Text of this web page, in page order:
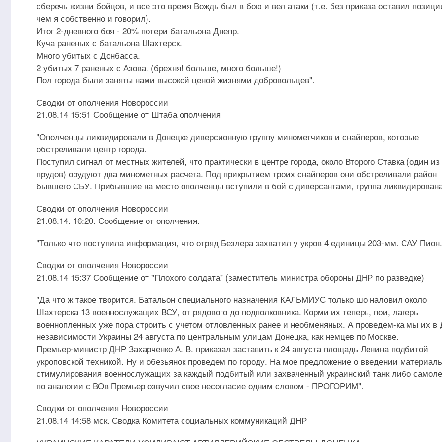
сберечь жизни бойцов, и все это время Вождь был в бою и вел атаки (т.е. без приказа оставил
чем я собственно и говорил).
Итог 2-дневного боя - 20% потери батальона Днепр.
Куча раненых с батальона Шахтерск.
Много убитых с Донбасса.
2 убитых 7 раненых с Азова. (брехня! больше, много больше!)
Пол города были заняты нами высокой ценой жизнями добровольцев".
Сводки от ополчения Новороссии
21.08.14 15:51 Сообщение от Штаба ополчения
"Ополченцы ликвидировали в Донецке диверсионную группу минометчиков и снайперов, которые
обстреливали центр города.
Поступил сигнал от местных жителей, что практически в центре города, около Второго Ставка (один из
прудов) орудуют два минометных расчета. Под прикрытием троих снайперов они обстреливали район
бывшего СБУ. Прибывшие на место ополченцы вступили в бой с диверсантами, группа
Сводки от ополчения Новороссии
21.08.14. 16:20. Сообщение от ополчения.
"Только что поступила информация, что отряд Безлера захватил у укров 4 единицы 203-мм. САУ
Сводки от ополчения Новороссии
21.08.14 15:37 Сообщение от "Плохого солдата" (заместитель министра обороны ДНР по разведке)
"Да что ж такое творится. Батальон специального назначения КАЛЬМИУС только шо наловил около
Шахтерска 13 военнослужащих ВСУ, от рядового до подполковника. Корми их теперь, пои, лагерь
военнопленных уже пора строить с учетом отловленных ранее и необменяных. А проведем-ка мы их в
независимости Украины 24 августа по центральным улицам Донецка, как немцев по Москве.
Премьер-министр ДНР Захарченко А. В. приказал заставить к 24 августа площадь Ленина подбитой
укроповской техникой. Ну и обезьянок проведем по городу. На мое предложение о введении
стимулирования военнослужащих за каждый подбитый или захваченный украинский танк либо
по аналогии с ВОв Премьер озвучил свое несогласие одним словом - ПРОГОРИМ".
Сводки от ополчения Новороссии
21.08.14 14:58 мск. Сводка Комитета социальных коммуникаций ДНР